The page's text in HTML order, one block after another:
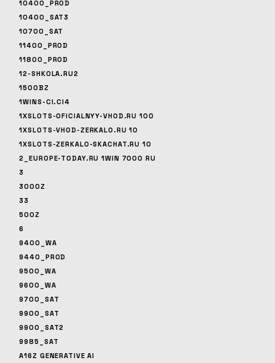
10400_PROD
10400_SAT3
10700_SAT
11400_PROD
11800_PROD
12-SHKOLA.RU2
1500BZ
1WINS-CI.CI4
1XSLOTS-OFICIALNYY-VHOD.RU 100
1XSLOTS-VHOD-ZERKALO.RU 10
1XSLOTS-ZERKALO-SKACHAT.RU 10
2_EUROPE-TODAY.RU 1WIN 7000 RU
3
3000Z
33
500Z
6
9400_WA
9440_PROD
9500_WA
9600_WA
9700_SAT
9900_SAT
9900_SAT2
9985_SAT
A16Z GENERATIVE AI